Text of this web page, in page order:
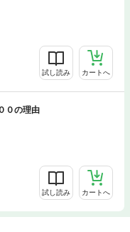
試し読み カートへ
０の理由
試し読み カートへ